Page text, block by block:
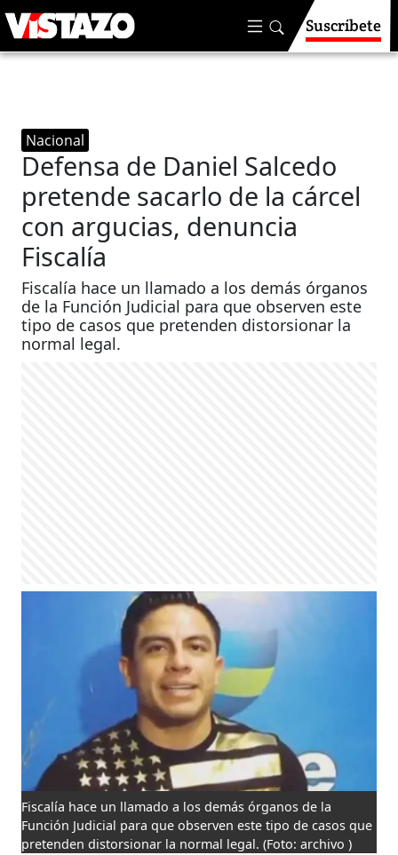
Suscríbete
Nacional
Defensa de Daniel Salcedo
pretende sacarlo de la cárcel
con argucias, denuncia
Fiscalía
Fiscalía hace un llamado a los demás órganos
de la Función Judicial para que observen este
tipo de casos que pretenden distorsionar la
normal legal.
Fiscalía hace un llamado a los demás órganos de la
Función Judicial para que observen este tipo de casos que
pretenden distorsionar la normal legal. (Foto: archivo )